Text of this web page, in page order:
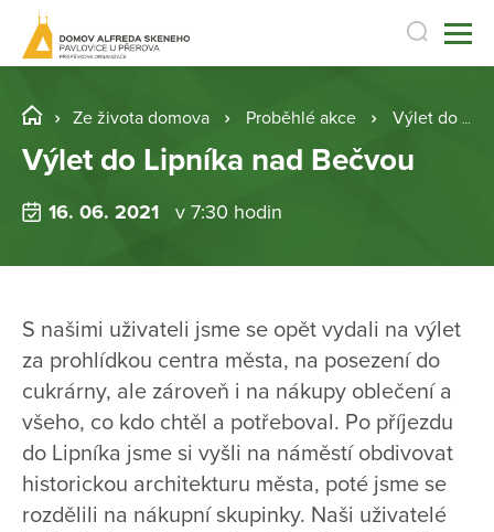
Ze života domova Proběhlé akce Výlet do Lipníka nad Bečvou
Výlet do Lipníka nad Bečvou
16. 06. 2021 v 7:30 hodin
S našimi uživateli jsme se opět vydali na výlet
za prohlídkou centra města, na posezení do
cukrárny, ale zároveň i na nákupy oblečení a
všeho, co kdo chtěl a potřeboval. Po příjezdu
do Lipníka jsme si vyšli na náměstí obdivovat
historickou architekturu města, poté jsme se
rozdělili na nákupní skupinky. Naši uživatelé